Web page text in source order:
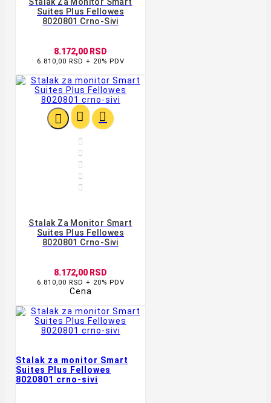
Suites Plus Fellowes
8020801 Crno-Sivi
8.172,00 RSD
6.810,00 RSD + 20% PDV
  





Stalak Za Monitor Smart
Suites Plus Fellowes
8020801 Crno-Sivi
8.172,00 RSD
6.810,00 RSD + 20% PDV
Cena
Stalak za monitor Smart
Suites Plus Fellowes
8020801 crno-sivi